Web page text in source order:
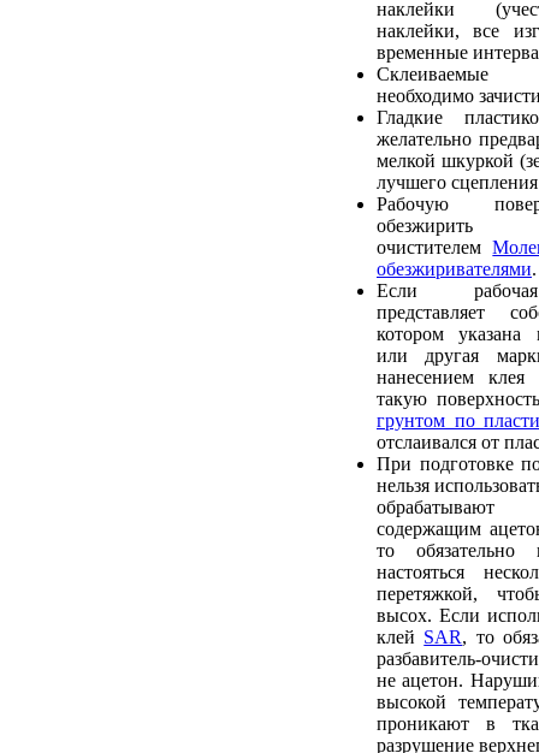
наклейки
наклейки, все
временные
необходимо
Гладкие
желательно
мелкой шкуркой
лучшего
Рабочую
обезжирить
очистителем
обезжиривателями.
Если
представляет
котором указана
или другая
нанесением клея
такую
грунтом по
отслаивался от
При подготовке
нельзя
обрабатывают
содержащим
то
настояться
перетяжкой,
высох. Если
клей SAR, то
разбавитель-
не ацетон.
высокой
проникают в
разрушение